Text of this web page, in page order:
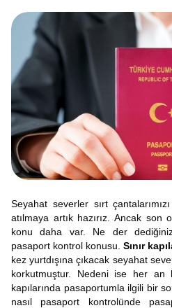
Seyahat severler sırt
atılmaya artık hazırız. Ancak son
konu daha var. Ne der
pasaport kontrol konusu. Sınır
kez yurtdışına çıkacak seyahat
korkutmuştur. Nedeni ise her an
kapılarında pasaportumla ilgili bir
nasıl pasaport kontrolünde